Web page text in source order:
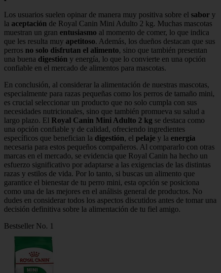
Los usuarios suelen opinar de manera muy positiva sobre el sabor y
la aceptación de Royal Canin Mini Adulto 2 kg. Muchas mascotas
muestran un gran entusiasmo al momento de comer, lo que indica
que les resulta muy apetitoso. Además, los dueños destacan que sus
perros no solo disfrutan el alimento, sino que también presentan
una buena digestión y energía, lo que lo convierte en una opción
confiable en el mercado de alimentos para mascotas.
En conclusión, al considerar la alimentación de nuestras mascotas,
especialmente para razas pequeñas como los perros de tamaño mini,
es crucial seleccionar un producto que no solo cumpla con sus
necesidades nutricionales, sino que también promueva su salud a
largo plazo. El Royal Canin Mini Adulto 2 kg se destaca como
una opción confiable y de calidad, ofreciendo ingredientes
específicos que benefician la digestión, el pelaje y la energía
necesaria para estos pequeños compañeros. Al compararlo con otras
marcas en el mercado, se evidencia que Royal Canin ha hecho un
esfuerzo significativo por adaptarse a las exigencias de las distintas
razas y estilos de vida. Por lo tanto, si buscas un alimento que
garantice el bienestar de tu perro mini, esta opción se posiciona
como una de las mejores en el análisis general de productos. No
dudes en considerar todos los aspectos discutidos antes de tomar una
decisión definitiva sobre la alimentación de tu fiel amigo.
Bestseller No. 1